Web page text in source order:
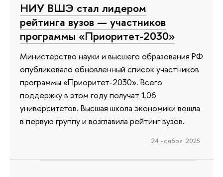
НИУ ВШЭ стал лидером
рейтинга вузов — участников
программы «Приоритет-2030»
Министерство науки и высшего образования РФ
опубликовало обновленный список участников
программы «Приоритет-2030». Всего
поддержку в этом году получат 106
университетов. Высшая школа экономики вошла
в первую группу и возглавила рейтинг вузов.
24 ноября 2025